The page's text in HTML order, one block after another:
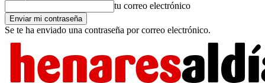
tu correo electrónico
Se te ha enviado una contraseña por correo electrónico.